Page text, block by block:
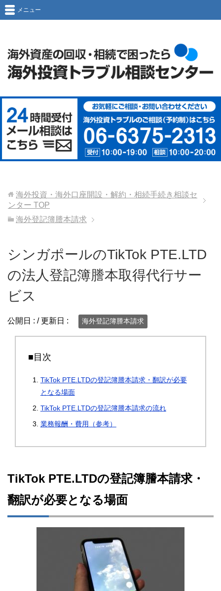
メニュー
海外投資・海外口座開設・解約・相続手続き相談セ
ンター TOP
海外登記簿謄本請求
シンガポールのTikTok PTE.LTD
の法人登記簿謄本取得代行サー
ビス
公開日 : / 更新日 : 海外登記簿謄本請求
■目次
TikTok PTE.LTDの登記簿謄本請求・翻訳が必要
となる場面
TikTok PTE.LTDの登記簿謄本請求の流れ
業務報酬・費用（参考）
TikTok PTE.LTDの登記簿謄本請求・
翻訳が必要となる場面